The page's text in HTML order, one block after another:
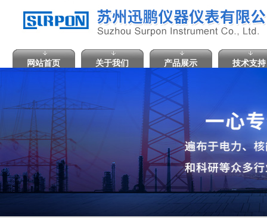
网站首页 关于我们 产品展示 技术支持